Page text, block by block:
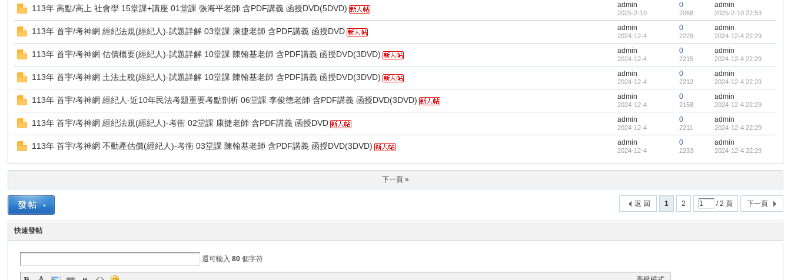
113年 高點/高上 社會學 15堂課+講座 01堂課 張海平老師 含PDF講義 函授DVD(5DVD) admin
2025-2-10
0
2068
admin
2025-2-10 22:53
113年 首宇/考神網 經紀法規(經紀人)-試題詳解 03堂課 康捷老師 含PDF講義 函授DVD admin
2024-12-4
0
2229
admin
2024-12-4 22:29
113年 首宇/考神網 估價概要(經紀人)-試題詳解 10堂課 陳翰基老師 含PDF講義 函授DVD(3DVD) admin
2024-12-4
0
2215
admin
2024-12-4 22:29
113年 首宇/考神網 土法土稅(經紀人)-試題詳解 10堂課 陳翰基老師 含PDF講義 函授DVD(3DVD) admin
2024-12-4
0
2212
admin
2024-12-4 22:29
113年 首宇/考神網 經紀人-近10年民法考題重要考點剖析 06堂課 李俊德老師 含PDF講義 函授DVD(3DVD) admin
2024-12-4
0
2158
admin
2024-12-4 22:29
113年 首宇/考神網 經紀法規(經紀人)-考衝 02堂課 康捷老師 含PDF講義 函授DVD admin
2024-12-4
0
2211
admin
2024-12-4 22:29
113年 首宇/考神網 不動產估價(經紀人)-考衝 03堂課 陳翰基老師 含PDF講義 函授DVD(3DVD) admin
2024-12-4
0
2233
admin
2024-12-4 22:29
下一頁 »
1 2 / 2 頁 下一頁
返 回
快速發帖
還可輸入80 個字符